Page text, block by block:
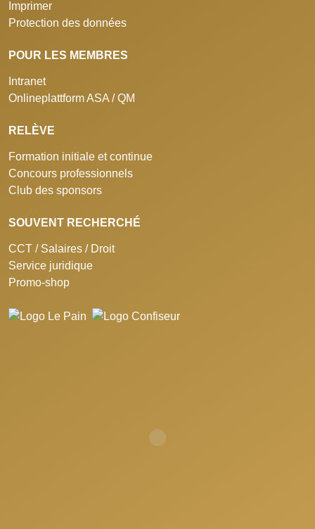
Imprimer
Protection des données
POUR LES MEMBRES
Intranet
Onlineplattform ASA / QM
RELÈVE
Formation initiale et continue
Concours professionnels
Club des sponsors
SOUVENT RECHERCHÉ
CCT / Salaires / Droit
Service juridique
Promo-shop